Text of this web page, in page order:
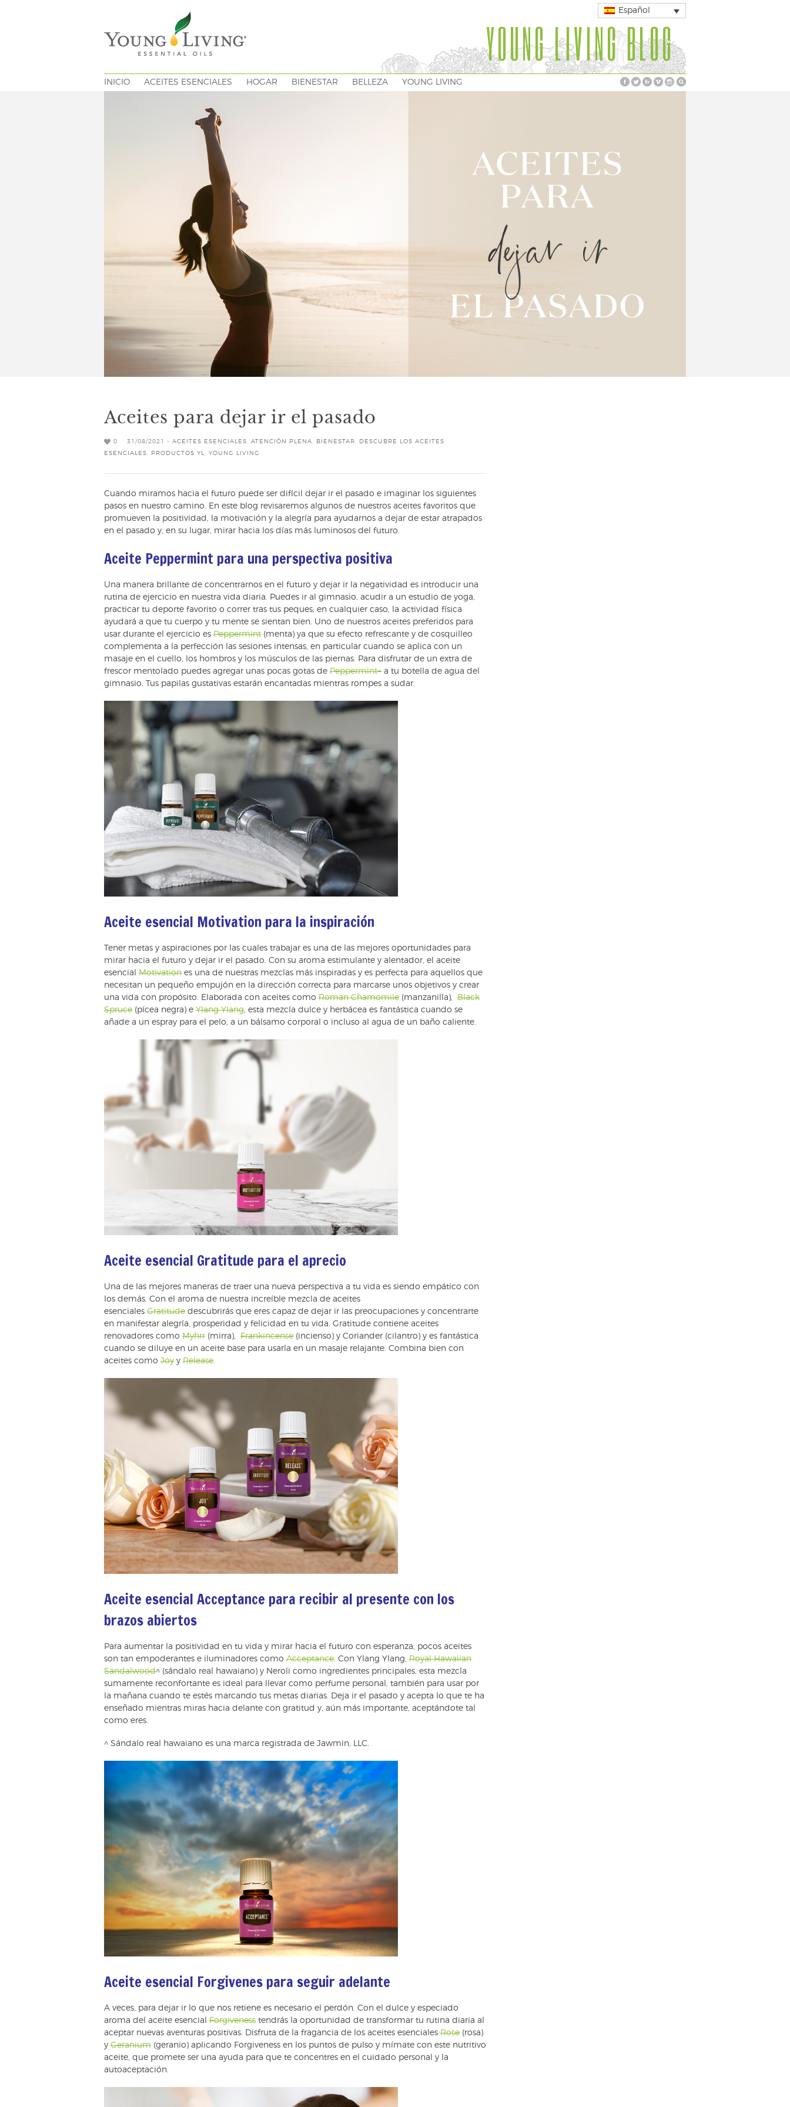
Español
YOUNG LIVING BLOG
INICIO ACEITES ESENCIALES HOGAR BIENESTAR BELLEZA YOUNG LIVING
Aceites para dejar ir el pasado
0 31/08/2021 - ACEITES ESENCIALES ATENCIÓN PLENA BIENESTAR
DESCUBRE LOS ACEITES
ESENCIALES
PRODUCTOS YL YOUNG LIVING
Cuando miramos hacia el futuro puede ser difícil dejar ir el pasado e imaginar los siguientes
pasos en nuestro camino. En este blog revisaremos algunos de nuestros aceites favoritos que
promueven la positividad, la motivación y la alegría para ayudarnos a dejar de estar atrapados
en el pasado y, en su lugar, mirar hacia los días más luminosos del futuro.
Aceite Peppermint para una perspectiva positiva
Una manera brillante de concentrarnos en el futuro y dejar ir la negatividad es introducir una
rutina de ejercicio en nuestra vida diaria. Puedes ir al gimnasio, acudir a un estudio de yoga,
practicar tu deporte favorito o correr tras tus peques; en cualquier caso, la actividad física
ayudará a que tu cuerpo y tu mente se sientan bien. Uno de nuestros aceites preferidos para
usar durante el ejercicio es Peppermint (menta) ya que su efecto refrescante y de cosquilleo
complementa a la perfección las sesiones intensas, en particular cuando se aplica con un
masaje en el cuello, los hombros y los músculos de las piernas. Para disfrutar de un extra de
frescor mentolado puedes agregar unas pocas gotas de Peppermint+ a tu botella de agua del
gimnasio. Tus papilas gustativas estarán encantadas mientras rompes a sudar.
Aceite esencial Motivation para la inspiración
Tener metas y aspiraciones por las cuales trabajar es una de las mejores oportunidades para
mirar hacia el futuro y dejar ir el pasado. Con su aroma estimulante y alentador, el aceite
esencial Motivation es una de nuestras mezclas más inspiradas y es perfecta para aquellos que
necesitan un pequeño empujón en la dirección correcta para marcarse unos objetivos y crear
una vida con propósito. Elaborada con aceites como Roman Chamomile (manzanilla), Black
Spruce (pícea negra) e Ylang Ylang , esta mezcla dulce y herbácea es fantástica cuando se
añade a un espray para el pelo, a un bálsamo corporal o incluso al agua de un baño caliente.
Aceite esencial Gratitude para el aprecio
Una de las mejores maneras de traer una nueva perspectiva a tu vida es siendo empático con
los demás. Con el aroma de nuestra increíble mezcla de aceites
esenciales Gratitude descubrirás que eres capaz de dejar ir las preocupaciones y concentrarte
en manifestar alegría, prosperidad y felicidad en tu vida. Gratitude contiene aceites
renovadores como Myhrr (mirra), Frankincense (incienso) y Coriander (cilantro) y es fantástica
cuando se diluye en un aceite base para usarla en un masaje relajante. Combina bien con
aceites como Joy y Release
Aceite esencial Acceptance para recibir al presente con los
brazos abiertos
Para aumentar la positividad en tu vida y mirar hacia el futuro con esperanza, pocos aceites
son tan empoderantes e iluminadores como Acceptance . Con Ylang Ylang, Royal Hawaiian
Sandalwood^ (sándalo real hawaiano) y Neroli como ingredientes principales, esta mezcla
sumamente reconfortante es ideal para llevar como perfume personal, también para usar por
la mañana cuando te estés marcando tus metas diarias. Deja ir el pasado y acepta lo que te ha
enseñado mientras miras hacia delante con gratitud y, aún más importante, aceptándote tal
como eres.
^ Sándalo real hawaiano es una marca registrada de Jawmin, LLC.
Aceite esencial Forgivenes para seguir adelante
A veces, para dejar ir lo que nos retiene es necesario el perdón. Con el dulce y especiado
aroma del aceite esencial Forgiveness tendrás la oportunidad de transformar tu rutina diaria al
aceptar nuevas aventuras positivas. Disfruta de la fragancia de los aceites esenciales Rose (rosa)
y Geranium (geranio) aplicando Forgiveness en los puntos de pulso y mímate con este nutritivo
aceite, que promete ser una ayuda para que te concentres en el cuidado personal y la
autoaceptación.